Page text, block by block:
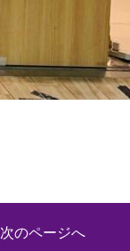
次のページへ